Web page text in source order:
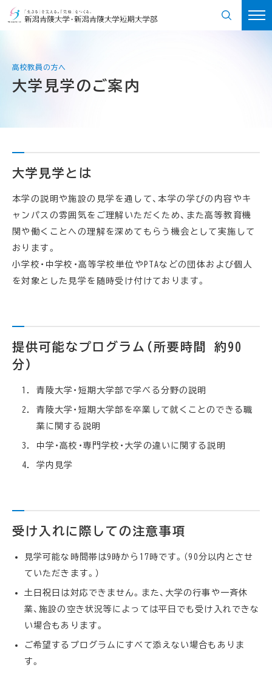
大学見学のご案内
大学見学とは
本学の説明や施設の見学を通して、本学の学びの内容やキ
ャンパスの雰囲気をご理解いただくため、また高等教育機
関や働くことへの理解を深めてもらう機会として実施して
おります。
小学校・中学校・高等学校単位やPTAなどの団体および個人
を対象とした見学を随時受け付けております。
提供可能なプログラム（所要時間 約90
分）
青陵大学・短期大学部で学べる分野の説明
青陵大学・短期大学部を卒業して就くことのできる職
業に関する説明
中学・高校・専門学校・大学の違いに関する説明
学内見学
受け入れに際しての注意事項
見学可能な時間帯は9時から17時です。（90分以内とさせ
ていただきます。）
土日祝日は対応できません。また、大学の行事や一斉休
業、施設の空き状況等によっては平日でも受け入れできな
い場合もあります。
ご希望するプログラムにすべて添えない場合もありま
す。